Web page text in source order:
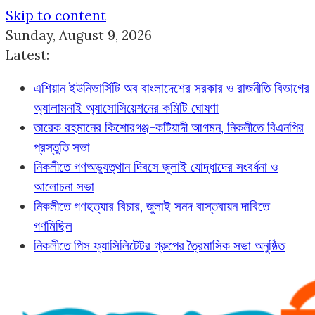
Skip to content
Sunday, August 9, 2026
Latest:
এশিয়ান ইউনিভার্সিটি অব বাংলাদেশের সরকার ও রাজনীতি বিভাগের
অ্যালামনাই অ্যাসোসিয়েশনের কমিটি ঘোষণা
তারেক রহমানের কিশোরগঞ্জ-কটিয়াদী আগমন, নিকলীতে বিএনপির
প্রস্তুতি সভা
নিকলীতে গণঅভ্যুত্থান দিবসে জুলাই যোদ্ধাদের সংবর্ধনা ও
আলোচনা সভা
নিকলীতে গণহত্যার বিচার, জুলাই সনদ বাস্তবায়ন দাবিতে
গণমিছিল
নিকলীতে পিস ফ্যাসিলিটেটর গ্রুপের ত্রৈমাসিক সভা অনুষ্ঠিত